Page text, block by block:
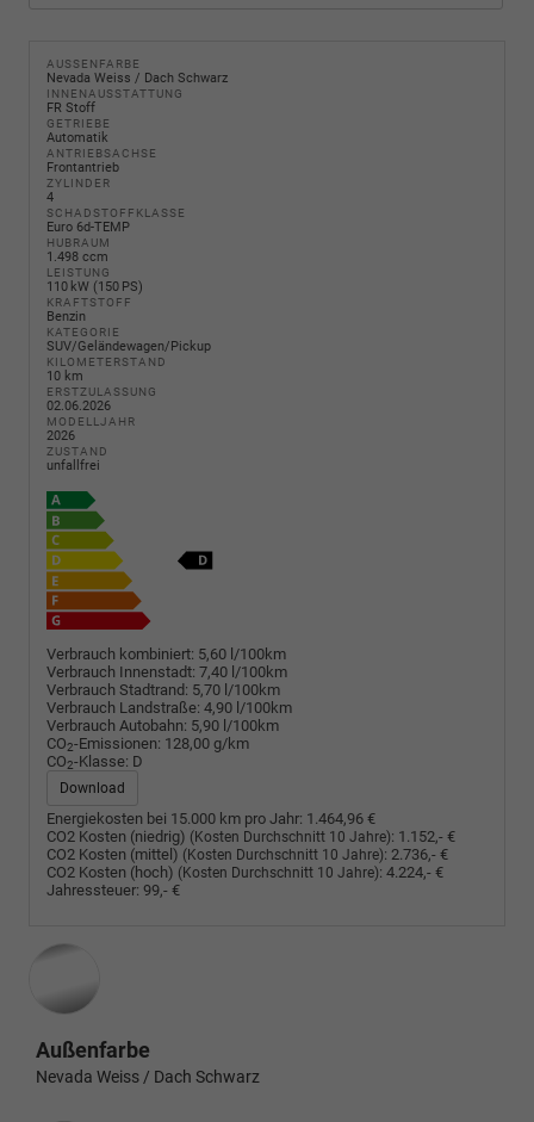
AUSSENFARBE
Nevada Weiss / Dach Schwarz
INNENAUSSTATTUNG
FR Stoff
GETRIEBE
Automatik
ANTRIEBSACHSE
Frontantrieb
ZYLINDER
4
SCHADSTOFFKLASSE
Euro 6d-TEMP
HUBRAUM
1.498 ccm
LEISTUNG
110 kW (150 PS)
KRAFTSTOFF
Benzin
KATEGORIE
SUV/Geländewagen/Pickup
KILOMETERSTAND
10 km
ERSTZULASSUNG
02.06.2026
MODELLJAHR
2026
ZUSTAND
unfallfrei
Verbrauch kombiniert: 5,60 l/100km
Verbrauch Innenstadt: 7,40 l/100km
Verbrauch Stadtrand: 5,70 l/100km
Verbrauch Landstraße: 4,90 l/100km
Verbrauch Autobahn: 5,90 l/100km
CO2-Emissionen: 128,00 g/km
CO2-Klasse: D
Download
Energiekosten bei 15.000 km pro Jahr: 1.464,96 €
CO2 Kosten (niedrig) (Kosten Durchschnitt 10 Jahre): 1.152,- €
CO2 Kosten (mittel) (Kosten Durchschnitt 10 Jahre): 2.736,- €
CO2 Kosten (hoch) (Kosten Durchschnitt 10 Jahre): 4.224,- €
Jahressteuer: 99,- €
Außenfarbe
Nevada Weiss / Dach Schwarz